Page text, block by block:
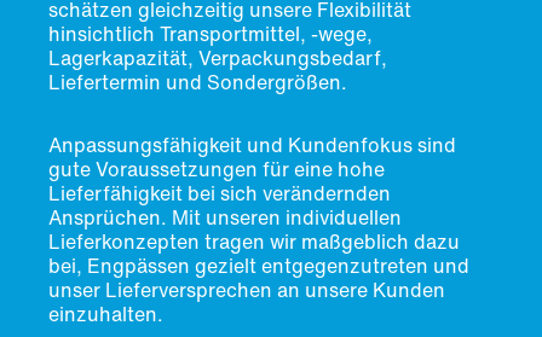
schätzen gleichzeitig unsere Flexibilität
hinsichtlich Transportmittel, -wege,
Lagerkapazität, Verpackungsbedarf,
Liefertermin und Sondergrößen.
Anpassungsfähigkeit und Kundenfokus sind
gute Voraussetzungen für eine hohe
Lieferfähigkeit bei sich verändernden
Ansprüchen. Mit unseren individuellen
Lieferkonzepten tragen wir maßgeblich dazu
bei, Engpässen gezielt entgegenzutreten und
unser Lieferversprechen an unsere Kunden
einzuhalten.